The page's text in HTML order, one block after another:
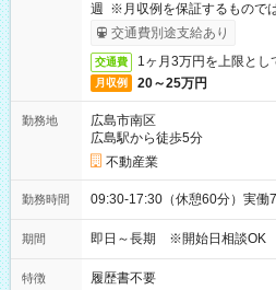
週 ※月収例を保証するもので
ービス利用可（利用条件有）
交通費別途支給あり
交通費 1ヶ月3万円を上限とし
月収例 20～25万円
勤務地
広島市南区
広島駅から徒歩5分
不動産業
勤務時間 09:30-17:30（休憩60分）実働
期間 即日～長期 ※開始日相談OK
特徴 履歴書不要